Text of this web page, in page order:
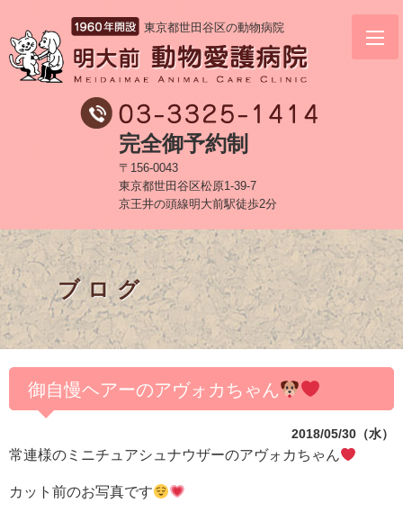
東京都世田谷区の動物病院
完全御予約制
〒156-0043
東京都世田谷区松原1-39-7
京王井の頭線明大前駅徒歩2分
ブログ
御自慢ヘアーのアヴォカちゃん
2018/05/30（水）
常連様のミニチュアシュナウザーのアヴォカちゃん
カット前のお写真です